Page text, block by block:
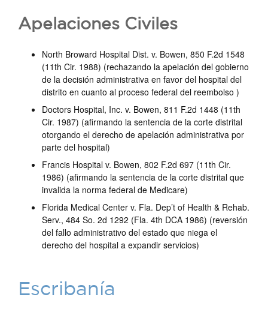
Apelaciones Civiles
North Broward Hospital Dist. v. Bowen, 850 F.2d 1548
(11th Cir. 1988) (rechazando la apelación del gobierno
de la decisión administrativa en favor del hospital del
distrito en cuanto al proceso federal del reembolso )
Doctors Hospital, Inc. v. Bowen, 811 F.2d 1448 (11th
Cir. 1987) (afirmando la sentencia de la corte distrital
otorgando el derecho de apelación administrativa por
parte del hospital)
Francis Hospital v. Bowen, 802 F.2d 697 (11th Cir.
1986) (afirmando la sentencia de la corte distrital que
invalida la norma federal de Medicare)
Florida Medical Center v. Fla. Dep’t of Health & Rehab.
Serv., 484 So. 2d 1292 (Fla. 4th DCA 1986) (reversión
del fallo administrativo del estado que niega el
derecho del hospital a expandir servicios)
Escribanía